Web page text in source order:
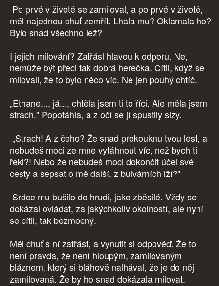
Po prvé v životě se zamiloval, a po prvé v životě,
měl najednou chuť zemřít. Lhala mu? Oklamala ho?
Bylo snad všechno lež?
I jejich milování? Zatřásl hlavou k odporu. Ne,
nemůže být přeci tak dobrá herečka. Cítil, když se
milovali, že to bylo něco víc. Ne jen pouhý chtíč.
„Ethane..., já..., chtěla jsem ti to říci. Ale měla jsem
strach." Popotáhla, a z očí se jí spustily slzy.
„Strach! A z čeho? Že snad prokouknu tvou lest, a
nebudeš moci ze mne vytáhnout víc, než bych ti
řekl?! Nebo že nebudeš moci dokončit účel své
cesty a sepsat o mě další, z bulvárních lží?"
Srdce mu bušilo do hrudi, jako zběsilé. Vždy se
dokázal ovládat, za jakýchkoliv okolností, ale nyní
se cítil, tak bezmocný.
Měl chuť s ní zatřást, a vynutit si odpověď. Že to
není pravda, že není hloupým, zamilovaným
bláznem, který si bláhově nalhával, že je do něj
zamilovaná. Že by ho snad dokázala milovat.